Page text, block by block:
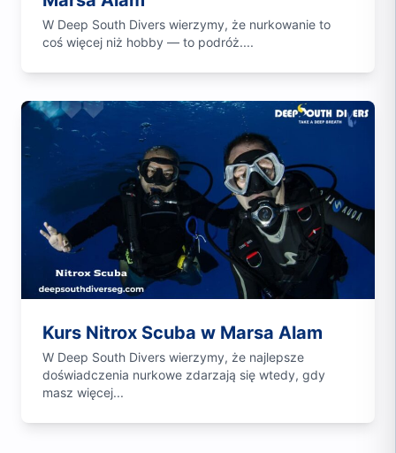
W Deep South Divers wierzymy, że nurkowanie to
coś więcej niż hobby — to podróż....
Kurs Nitrox Scuba w Marsa Alam
W Deep South Divers wierzymy, że najlepsze
doświadczenia nurkowe zdarzają się wtedy, gdy
masz więcej...